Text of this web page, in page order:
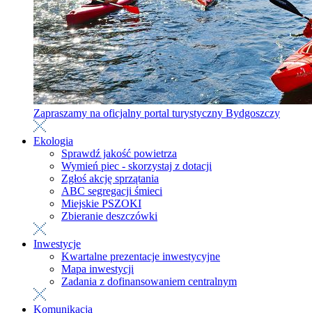
Zapraszamy na oficjalny portal turystyczny Bydgoszczy
Ekologia
Sprawdź jakość powietrza
Wymień piec - skorzystaj z dotacji
Zgłoś akcję sprzątania
ABC segregacji śmieci
Miejskie PSZOKI
Zbieranie deszczówki
Inwestycje
Kwartalne prezentacje inwestycyjne
Mapa inwestycji
Zadania z dofinansowaniem centralnym
Komunikacja